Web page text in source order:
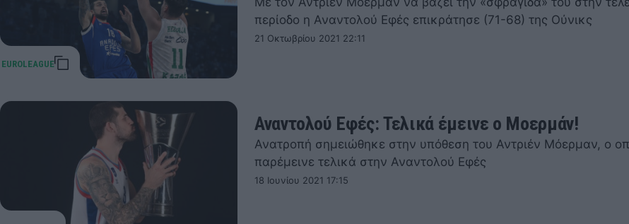
περίοδο η Αναντολού Εφές επικράτησε (71-68) της Ούνικς
21 Οκτωβρίου 2021 22:11
Αναντολού Εφές: Τελικά έμεινε ο Μοερμάν!
Ανατροπή σημειώθηκε στην υπόθεση του Αντριέν Μόερμαν, ο
παρέμεινε τελικά στην Αναντολού Εφές
18 Ιουνίου 2021 17:15